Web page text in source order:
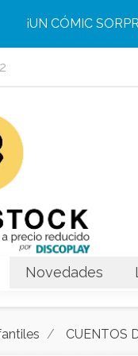
¡UN CÓMIC
Novedades
CUENTOS